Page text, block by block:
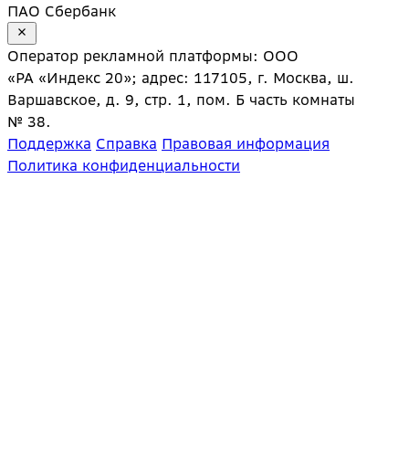
ПАО Сбербанк
Оператор рекламной платформы: ООО
«РА «Индекс 20»; адрес: 117105, г. Москва, ш.
Варшавское, д. 9, стр. 1, пом. Б часть комнаты
№ 38.
Поддержка Справка Правовая информация
Политика конфиденциальности